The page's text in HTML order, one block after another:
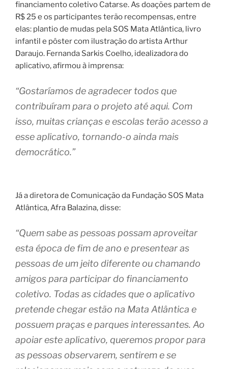
financiamento coletivo Catarse. As doações partem de
R$ 25 e os participantes terão recompensas, entre
elas: plantio de mudas pela SOS Mata Atlântica, livro
infantil e pôster com ilustração do artista Arthur
Daraujo. Fernanda Sarkis Coelho, idealizadora do
aplicativo, afirmou à imprensa:
“Gostaríamos de agradecer todos que
contribuíram para o projeto até aqui. Com
isso, muitas crianças e escolas terão acesso a
esse aplicativo, tornando-o ainda mais
democrático.”
Já a diretora de Comunicação da Fundação SOS Mata
Atlântica, Afra Balazina, disse:
“Quem sabe as pessoas possam aproveitar
esta época de fim de ano e presentear as
pessoas de um jeito diferente ou chamando
amigos para participar do financiamento
coletivo. Todas as cidades que o aplicativo
pretende chegar estão na Mata Atlântica e
possuem praças e parques interessantes. Ao
apoiar este aplicativo, queremos propor para
as pessoas observarem, sentirem e se